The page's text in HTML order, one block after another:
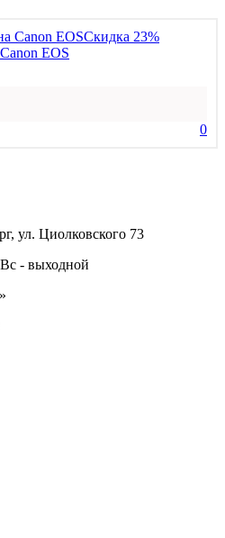
Скидка 23%
EOS
0
ул. Циолковского 73
- выходной